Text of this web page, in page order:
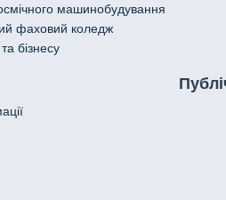
машинобудування
фаховий коледж
бізнесу